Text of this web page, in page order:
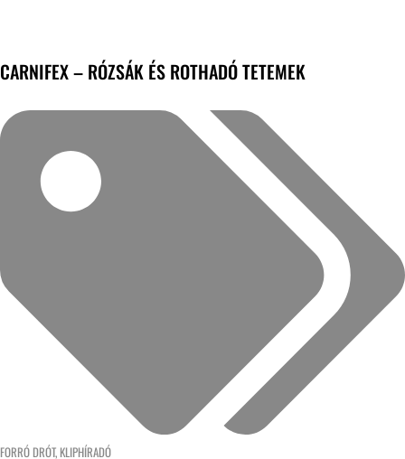
CARNIFEX – RÓZSÁK ÉS ROTHADÓ TETEMEK
FORRÓ DRÓT, KLIPHÍRADÓ